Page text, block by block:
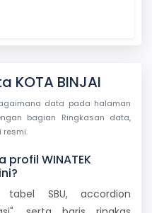
KOTA BINJAI
data pada halaman
bagian Ringkasan data,
resmi.
WINATEK
tabel SBU, accordion